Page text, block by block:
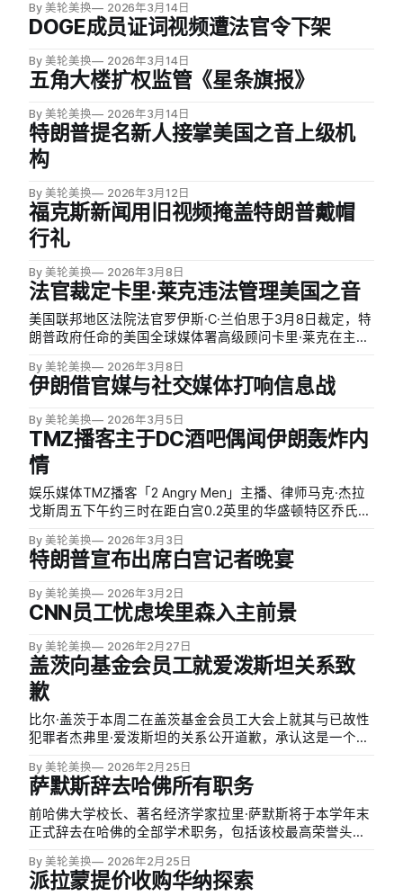
By 美轮美换 2026年3月14日
DOGE成员证词视频遭法官令下架
By 美轮美换 2026年3月14日
五角大楼扩权监管《星条旗报》
By 美轮美换 2026年3月14日
特朗普提名新人接掌美国之音上级机
构
By 美轮美换 2026年3月12日
福克斯新闻用旧视频掩盖特朗普戴帽
行礼
By 美轮美换 2026年3月8日
法官裁定卡里·莱克违法管理美国之音
美国联邦地区法院法官罗伊斯·C·兰伯思于3月8日裁定，特
朗普政府任命的美国全球媒体署高级顾问卡里·莱克在主导
道，莱克既不符合相关法规的要求，也不符合宪法规定，
并宣布其过去一年内的所有行动均无效，涵盖逾千名记者
By 美轮美换 2026年3月8日
伊朗借官媒与社交媒体打响信息战
By 美轮美换 2026年3月5日
TMZ播客主于DC酒吧偶闻伊朗轰炸内
情
娱乐媒体TMZ播客「2 Angry Men」主播、律师马克·杰拉
戈斯周五下午约三时在距白宫0.2英里的华盛顿特区乔氏海
清晰听到邻桌四名身着商务便装男士公开谈论美国「今
天」将轰炸伊朗，其中一名男子甚至将「炸伊朗」填词哼
By 美轮美换 2026年3月3日
特朗普宣布出席白宫记者晚宴
By 美轮美换 2026年3月2日
CNN员工忧虑埃里森入主前景
By 美轮美换 2026年2月27日
盖茨向基金会员工就爱泼斯坦关系致
歉
比尔·盖茨于本周二在盖茨基金会员工大会上就其与已故性
犯罪者杰弗里·爱泼斯坦的关系公开道歉，承认这是一个
坦会面，并曾带领基金会高管参与相关会议，此举已对基
金会声誉造成负面影响。
By 美轮美换 2026年2月25日
萨默斯辞去哈佛所有职务
前哈佛大学校长、著名经济学家拉里·萨默斯将于本学年末
正式辞去在哈佛的全部学术职务，包括该校最高荣誉头衔
周三辞去在哈佛肯尼迪学院莫萨瓦尔-拉赫马尼商业与政府
中心联席主任一职，该职位他已担任逾十年。
By 美轮美换 2026年2月25日
派拉蒙提价收购华纳探索